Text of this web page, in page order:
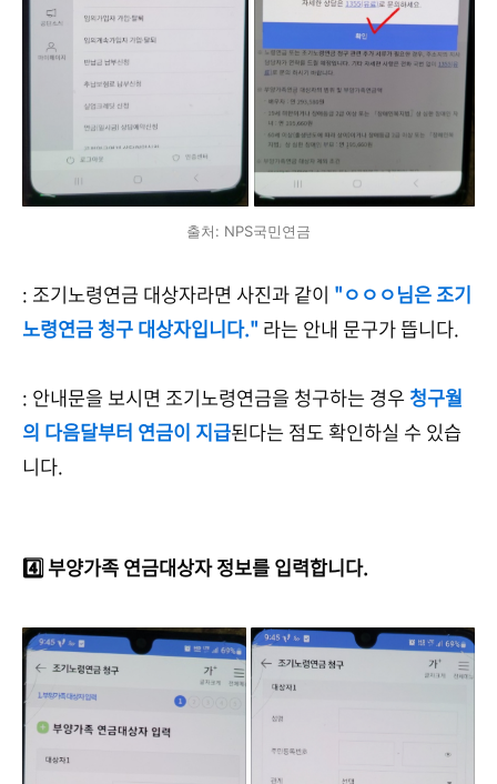
출처: NPS국민연금
: 조기노령연금 대상자라면 사진과 같이 "ㅇㅇㅇ님은 조기
노령연금 청구 대상자입니다." 라는 안내 문구가 뜹니다.
: 안내문을 보시면 조기노령연금을 청구하는 경우청구월
의 다음달부터 연금이 지급된다는 점도 확인하실 수 있습
니다.
4️⃣ 부양가족 연금대상자 정보를 입력합니다.